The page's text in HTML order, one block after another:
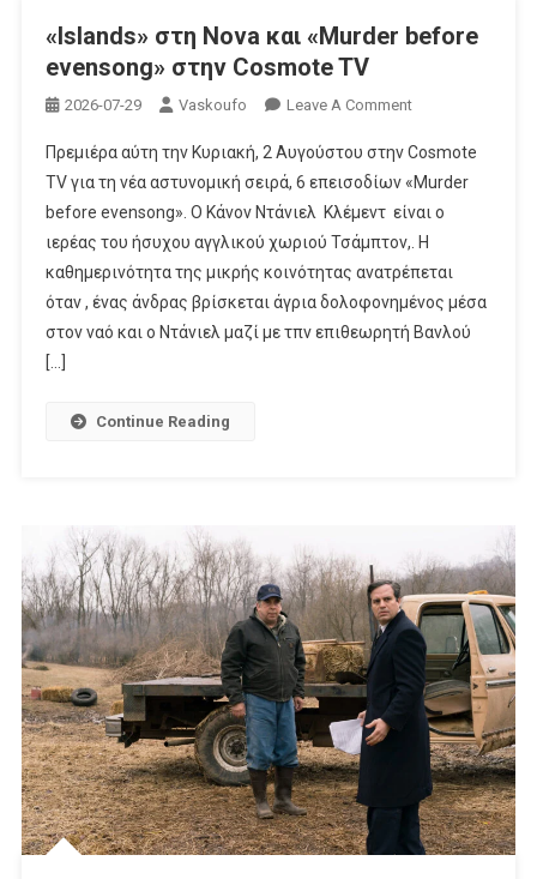
«Islands» στη Nova και «Murder before
evensong» στην Cosmote TV
2026-07-29 Vaskoufo Leave A CommentOn
Στη
Nova
Και
«Murder
Before
Evensong»
Στην
Πρεμιέρα αύτη την Κυριακή, 2 Αυγούστου στην Cosmote
TV για τη νέα αστυνομική σειρά, 6 επεισοδίων «Murder
before evensong». Ο Κάνον Ντάνιελ Κλέμεντ είναι ο
ιερέας του ήσυχου αγγλικού χωριού Τσάμπτον,. Η
καθημερινότητα της μικρής κοινότητας ανατρέπεται
όταν , ένας άνδρας βρίσκεται άγρια δολοφονημένος μέσα
στον ναό και ο Ντάνιελ μαζί με τπν επιθεωρητή Βανλού
[…]
Continue Reading